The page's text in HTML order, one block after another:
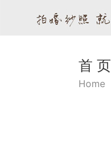
首 页
Home